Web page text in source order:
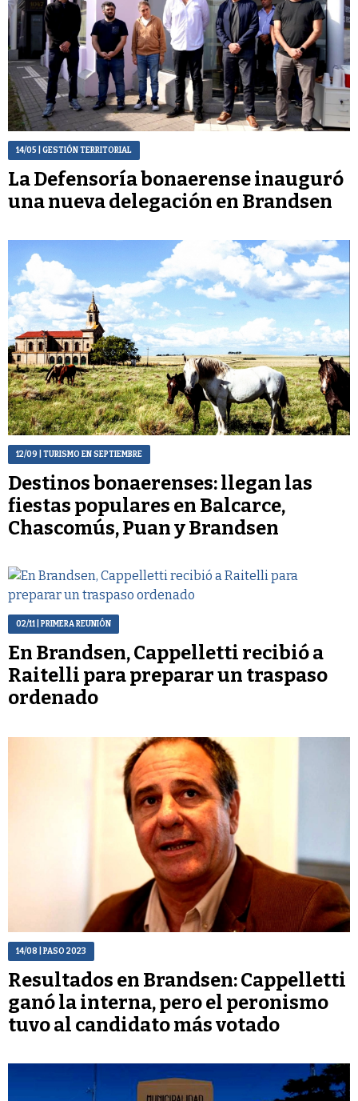
14/05 | GESTIÓN TERRITORIAL
La Defensoría bonaerense inauguró
una nueva delegación en Brandsen
12/09 | TURISMO EN SEPTIEMBRE
Destinos bonaerenses: llegan las
fiestas populares en Balcarce,
Chascomús, Puan y Brandsen
02/11| PRIMERA REUNIÓN
En Brandsen, Cappelletti recibió a
Raitelli para preparar un traspaso
ordenado
14/08 | PASO 2023
Resultados en Brandsen: Cappelletti
ganó la interna, pero el peronismo
tuvo al candidato más votado